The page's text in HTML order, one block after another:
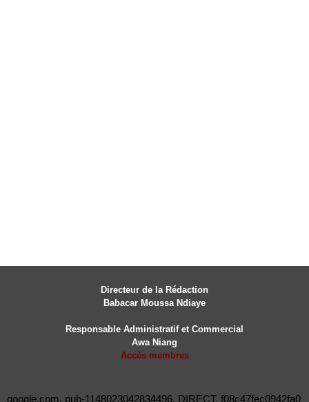
Directeur de la Rédaction
Babacar Moussa Ndiaye
Responsable Administratif et Commercial
Awa Niang
Accès membres
google.com, pub-1148023042834496, DIRECT, f08c47fec0942fa0